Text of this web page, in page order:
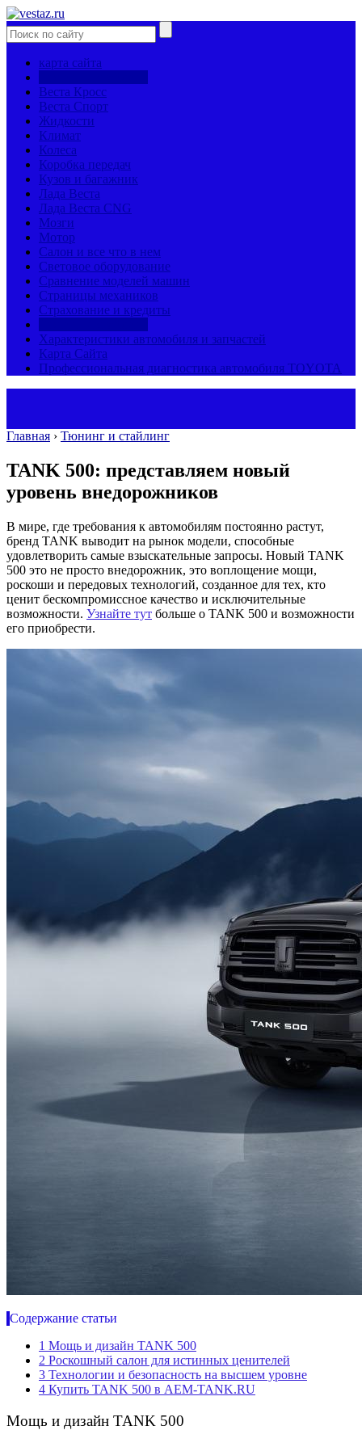
карта сайта
Веста Кросс
Веста Спорт
Жидкости
Климат
Колеса
Коробка передач
Кузов и багажник
Лада Веста
Лада Веста CNG
Мозги
Мотор
Салон и все что в нем
Световое оборудование
Сравнение моделей машин
Страницы механиков
Страхование и кредиты
Характеристики автомобиля и запчастей
Карта Сайта
Профессиональная диагностика автомобиля TOYOTA
Главная › Тюнинг и стайлинг
TANK 500: представляем новый
уровень внедорожников
В мире, где требования к автомобилям постоянно растут,
бренд TANK выводит на рынок модели, способные
удовлетворить самые взыскательные запросы. Новый TANK
500 это не просто внедорожник, это воплощение мощи,
роскоши и передовых технологий, созданное для тех, кто
ценит бескомпромиссное качество и исключительные
возможности. Узнайте тут больше о TANK 500 и возможности
его приобрести.
Содержание статьи
1 Мощь и дизайн TANK 500
2 Роскошный салон для истинных ценителей
3 Технологии и безопасность на высшем уровне
4 Купить TANK 500 в AEM-TANK.RU
Мощь и дизайн TANK 500